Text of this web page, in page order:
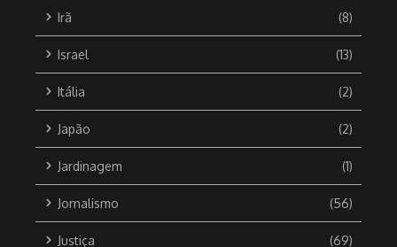
Irã (8)
Israel (13)
Itália (2)
Japão (2)
Jardinagem (1)
Jornalismo (56)
Justiça (69)